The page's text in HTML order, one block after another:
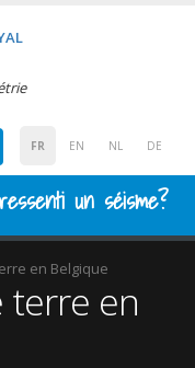
FR EN NL DE
un séisme?
en Belgique
terre en